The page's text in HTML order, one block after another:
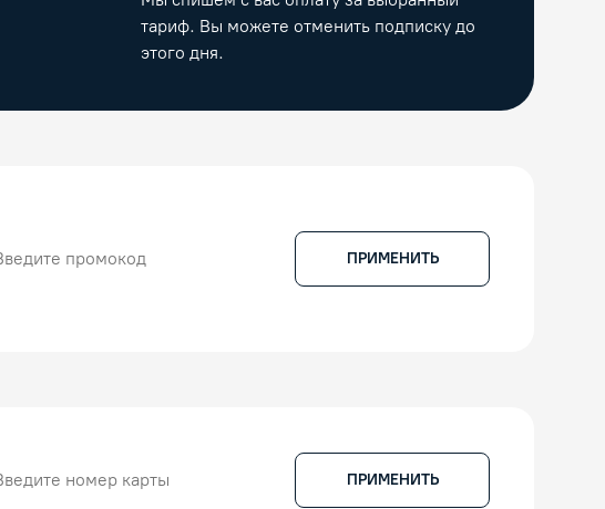
тариф. Вы можете отменить подписку до
этого дня.
ПРИМЕНИТЬ
ПРИМЕНИТЬ